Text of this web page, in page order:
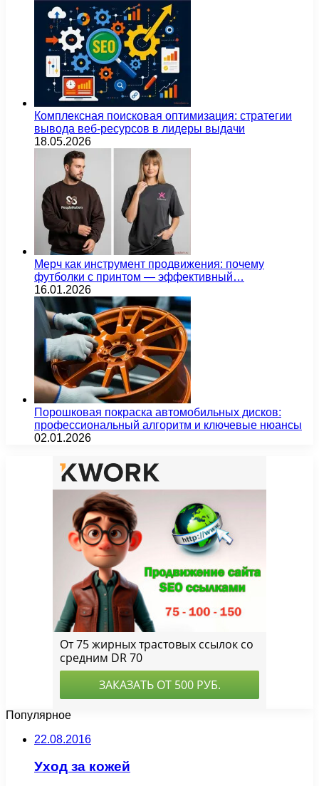
Комплексная поисковая оптимизация: стратегии
вывода веб-ресурсов в лидеры выдачи
18.05.2026
Мерч как инструмент продвижения: почему
футболки с принтом — эффективный…
16.01.2026
Порошковая покраска автомобильных дисков:
профессиональный алгоритм и ключевые нюансы
02.01.2026
Популярное
22.08.2016
Уход за кожей